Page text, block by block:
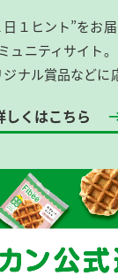
１ヒント”をお
ミュニティサイト。
ナル賞品などに
しくはこちら